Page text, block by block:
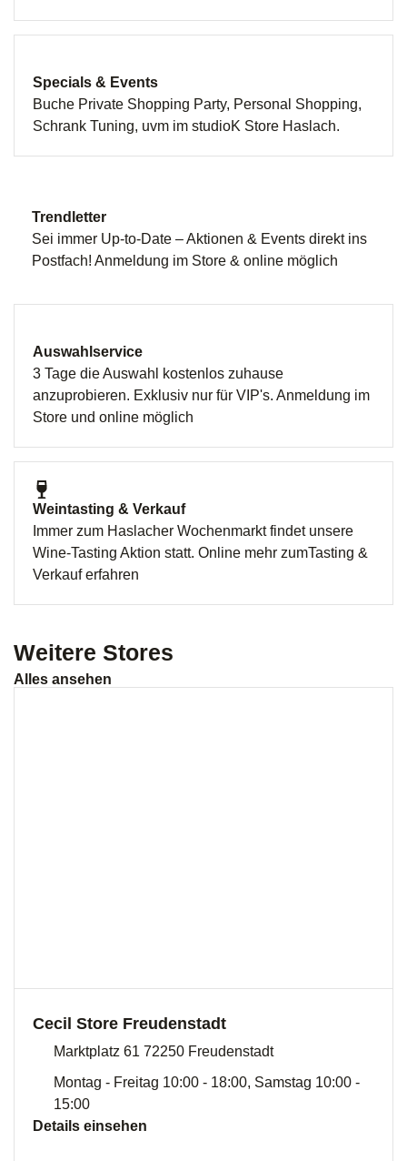
Specials & Events
Buche Private Shopping Party, Personal Shopping,
Schrank Tuning, uvm im studioK Store Haslach.
Trendletter
Sei immer Up-to-Date – Aktionen & Events direkt ins
Postfach! Anmeldung im Store & online möglich
Auswahlservice
3 Tage die Auswahl kostenlos zuhause
anzuprobieren. Exklusiv nur für VIP's. Anmeldung im
Store und online möglich
Weintasting & Verkauf
Immer zum Haslacher Wochenmarkt findet unsere
Wine-Tasting Aktion statt. Online mehr zumTasting &
Verkauf erfahren
Weitere Stores
Alles ansehen
Cecil Store Freudenstadt
Marktplatz 61 72250 Freudenstadt
Montag - Freitag 10:00 - 18:00, Samstag 10:00 -
15:00
Details einsehen